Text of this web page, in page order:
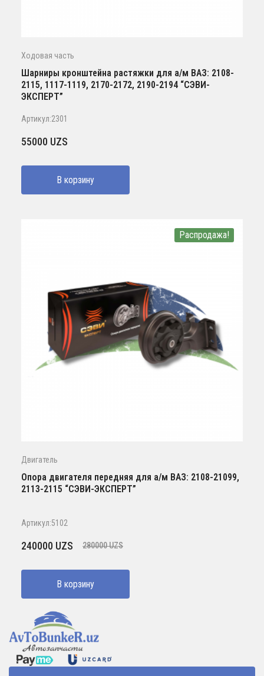
Ходовая часть
Шарниры кронштейна растяжки для а/м ВАЗ: 2108-
2115, 1117-1119, 2170-2172, 2190-2194 “СЭВИ-
ЭКСПЕРТ”
Артикул:2301
55000 UZS
В корзину
Распродажа!
Двигатель
Опора двигателя передняя для а/м ВАЗ: 2108-21099,
2113-2115 “СЭВИ-ЭКСПЕРТ”
Артикул:5102
280000UZS
Первоначальная
составляла
280000 UZS.
240000 UZS
Текущая
240000 UZS.
В корзину